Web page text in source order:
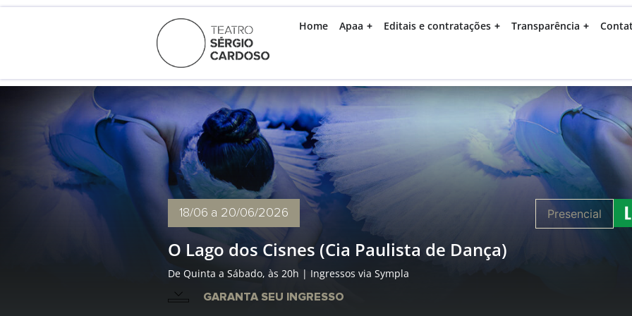
Home Apaa Editais e contratações Transparência
18/06 a 20/06/2026
O Lago dos Cisnes (Cia Paulista de Dança)
De Quinta a Sábado, às 20h | Ingressos via Sympla
GARANTA SEU INGRESSO
Presencial